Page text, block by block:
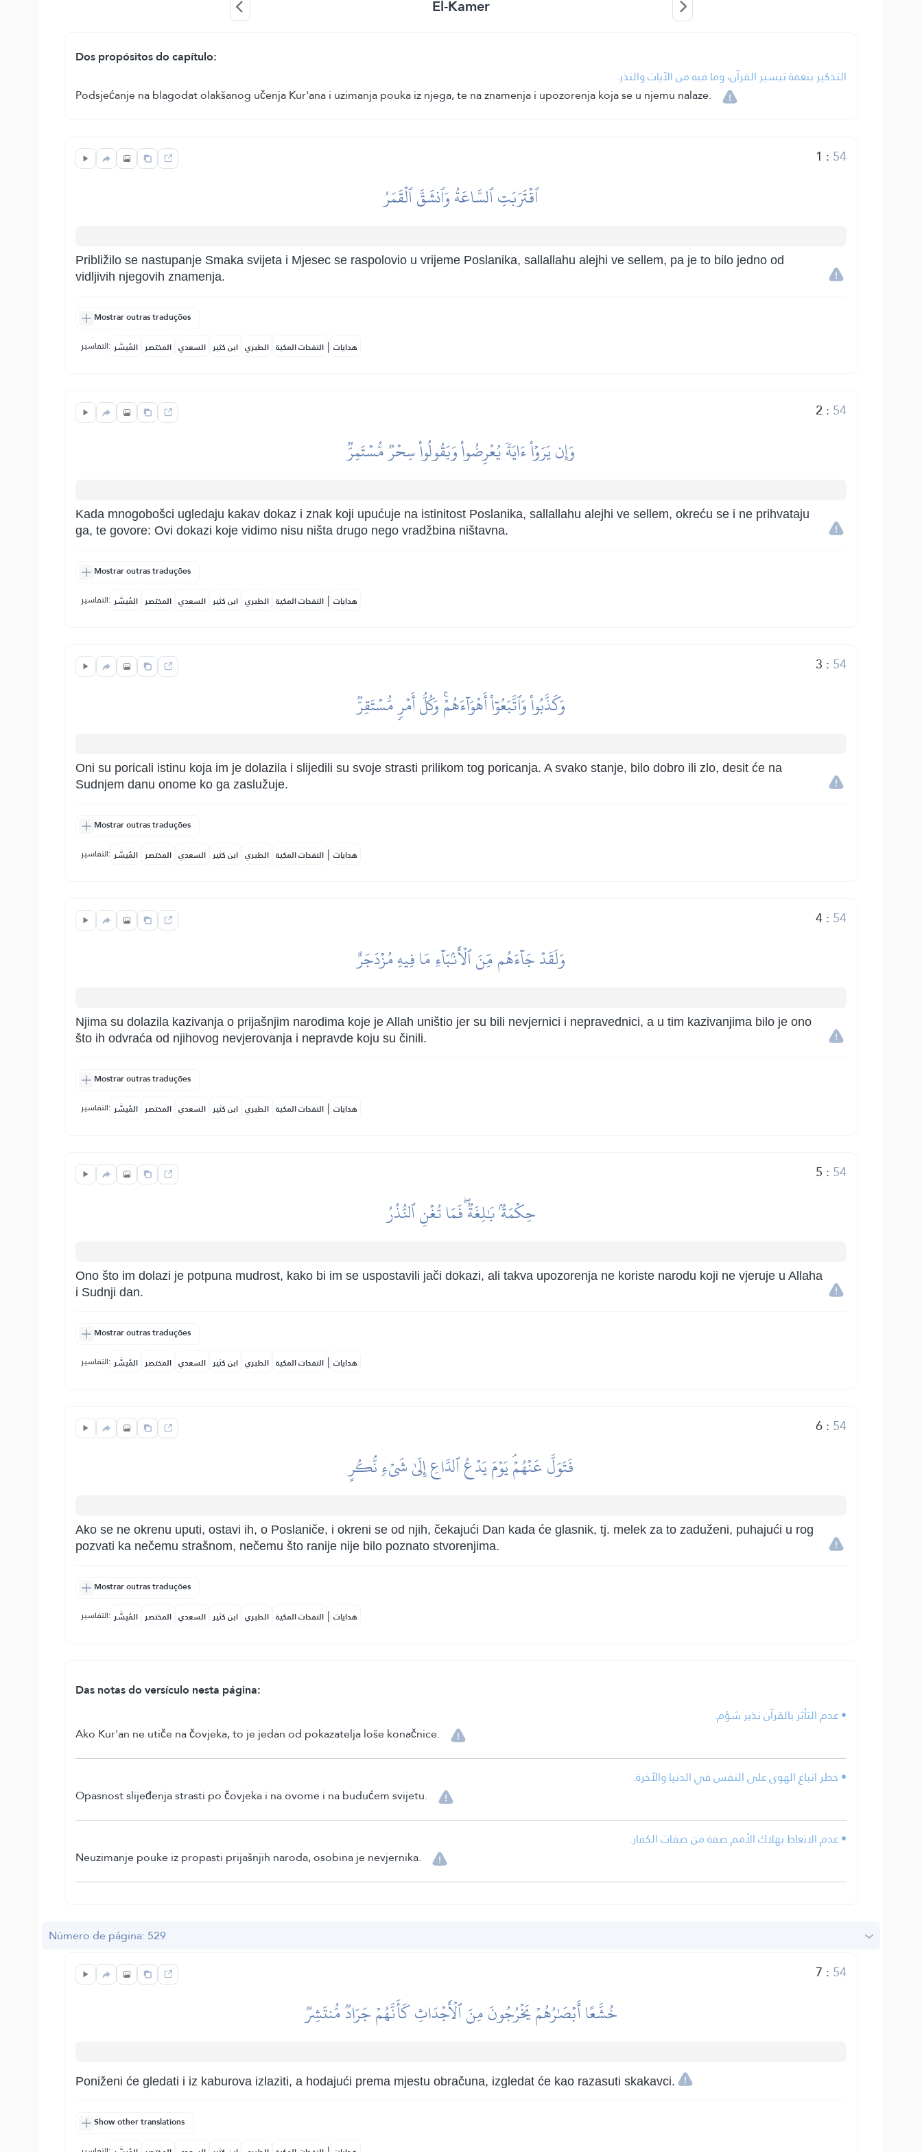
El-Kamer
Dos propósitos do capítulo:
التذكير بنعمة تيسير القرآن، وما فيه من الآيات والنذر.
Podsjećanje na blagodat olakšanog učenja Kur'ana i uzimanja pouka iz njega, te na znamenja i upozorenja koja se u njemu nalaze.
1 : 54
ٱقۡتَرَبَتِ ٱلسَّاعَةُ وَٱنشَقَّ ٱلۡقَمَرُ
Približilo se nastupanje Smaka svijeta i Mjesec se raspolovio u vrijeme Poslanika, sallallahu alejhi ve sellem, pa je to bilo jedno od
vidljivih njegovih znamenja.
Mostrar outras traduções
التفاسير: المُيسَّر المختصر السعدي ابن كثير الطبري النفحات المكية | هدايات
2 : 54
وَإِن يَرَوۡاْ ءَايَةٗ يُعۡرِضُواْ وَيَقُولُواْ سِحۡرٞ مُّسۡتَمِرّٞ
Kada mnogobošci ugledaju kakav dokaz i znak koji upućuje na istinitost Poslanika, sallallahu alejhi ve sellem, okreću se i ne prihvataju
ga, te govore: Ovi dokazi koje vidimo nisu ništa drugo nego vradžbina ništavna.
Mostrar outras traduções
التفاسير: المُيسَّر المختصر السعدي ابن كثير الطبري النفحات المكية | هدايات
3 : 54
وَكَذَّبُواْ وَٱتَّبَعُوٓاْ أَهۡوَآءَهُمۡۚ وَكُلُّ أَمۡرٖ مُّسۡتَقِرّٞ
Oni su poricali istinu koja im je dolazila i slijedili su svoje strasti prilikom tog poricanja. A svako stanje, bilo dobro ili zlo, desit će na
Sudnjem danu onome ko ga zaslužuje.
Mostrar outras traduções
التفاسير: المُيسَّر المختصر السعدي ابن كثير الطبري النفحات المكية | هدايات
4: 54
وَلَقَدۡ جَآءَهُم مِّنَ ٱلۡأَنۢبَآءِ مَا فِيهِ مُزۡدَجَرٌ
Njima su dolazila kazivanja o prijašnjim narodima koje je Allah uništio jer su bili nevjernici i nepravednici, a u tim kazivanjima bilo je ono
što ih odvraća od njihovog nevjerovanja i nepravde koju su činili.
Mostrar outras traduções
التفاسير: المُيسَّر المختصر السعدي ابن كثير الطبري النفحات المكية | هدايات
5 : 54
حِكۡمَةُۢ بَٰلِغَةٞۖ فَمَا تُغۡنِ ٱلنُّذُرُ
Ono što im dolazi je potpuna mudrost, kako bi im se uspostavili jači dokazi, ali takva upozorenja ne koriste narodu koji ne vjeruje u Allaha
i Sudnji dan.
Mostrar outras traduções
التفاسير: المُيسَّر المختصر السعدي ابن كثير الطبري النفحات المكية | هدايات
6: 54
فَتَوَلَّ عَنۡهُمۡۘ يَوۡمَ يَدۡعُ ٱلدَّاعِ إِلَىٰ شَيۡءٖ نُّكُرٍ
Ako se ne okrenu uputi, ostavi ih, o Poslaniče, i okreni se od njih, čekajući Dan kada će glasnik, tj. melek za to zaduženi, puhajući u rog
pozvati ka nečemu strašnom, nečemu što ranije nije bilo poznato stvorenjima.
Mostrar outras traduções
التفاسير: المُيسَّر المختصر السعدي ابن كثير الطبري النفحات المكية | هدايات
Das notas do versículo nesta página:
• عدم التأثر بالقرآن نذير شؤم.
Ako Kur'an ne utiče na čovjeka, to je jedan od pokazatelja loše konačnice.
• خطر اتباع الهوى على النفس في الدنيا والآخرة.
Opasnost slijeđenja strasti po čovjeka i na ovome i na budućem svijetu.
• عدم الاتعاظ بهلاك الأمم صفة من صفات الكفار.
Neuzimanje pouke iz propasti prijašnjih naroda, osobina je nevjernika.
Número de página: 529
7 : 54
خُشَّعًا أَبۡصَٰرُهُمۡ يَخۡرُجُونَ مِنَ ٱلۡأَجۡدَاثِ كَأَنَّهُمۡ جَرَادٞ مُّنتَشِرٞ
Poniženi će gledati i iz kaburova izlaziti, a hodajući prema mjestu obračuna, izgledat će kao razasuti skakavci.
Show other translations